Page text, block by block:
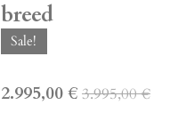
breed
Sale!
2.995,00 € 3.995,00 €